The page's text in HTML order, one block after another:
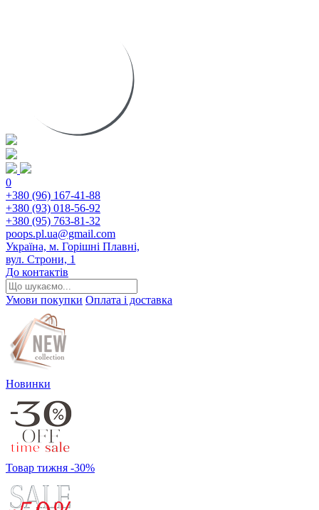
0
+380 (96) 167-41-88
+380 (93) 018-56-92
+380 (95) 763-81-32
poops.pl.ua@gmail.com
Україна, м. Горішні Плавні,
вул. Строни, 1
До контактів
Умови покупки Оплата і доставка
Новинки
Товар тижня -30%